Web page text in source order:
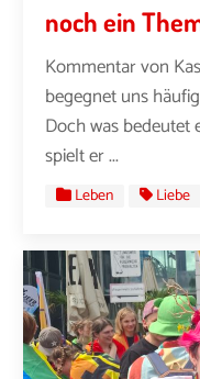
noch ein
Kommentar von
begegnet uns
Doch was bedeutet
spielt er ...
Leben Liebe